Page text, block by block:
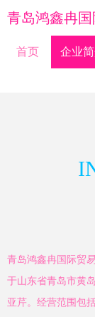
青岛鸿鑫冉
首页 企业
青岛鸿鑫冉国际贸
于山东省青岛市黄
亚芹。经营范围包